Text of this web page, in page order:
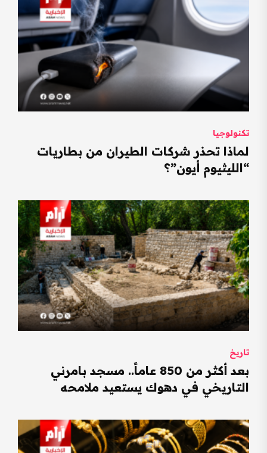
تكنولوجيا
لماذا تحذر شركات الطيران من بطاريات
“الليثيوم أيون”؟
تاريخ
بعد أكثر من 850 عاماً.. مسجد بامرني
التاريخي في دهوك يستعيد ملامحه